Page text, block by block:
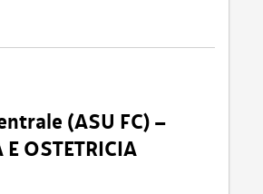
(ASU FC) –
OSTETRICIA